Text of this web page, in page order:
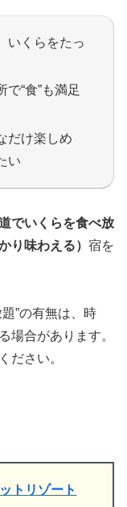
いくらをたっ
“食”も満足
だけ楽しめ
い
でいくらを食べ放
り味わえる） 宿を
”の有無は、時
場合があります。
ださい。
トリゾート